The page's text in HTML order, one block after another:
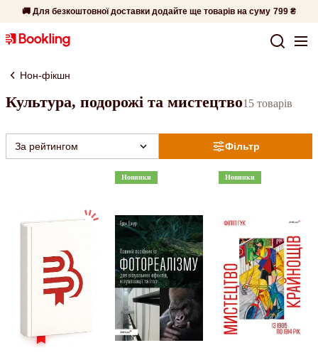
🚚 Для безкоштовної доставки додайте ще товарів на суму 799 ₴
Нон-фікшн
Культура, подорожі та мистецтво15 товарів
Фільтр
За рейтингом
Новинки Новинки